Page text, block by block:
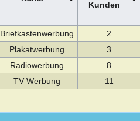
Kunden
Briefkastenwerbung
2
Plakatwerbung
3
Radiowerbung
8
TV Werbung
11